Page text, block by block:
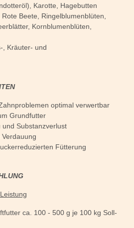
Karotte, Hagebutten
Beete, Ringelblumenblüten,
Kornblumenblüten,
, Kräuter- und
optimal verwertbar
Grundfutter
und Substanzverlust
Fütterung
ca. 100 - 500 g je 100 kg Soll-